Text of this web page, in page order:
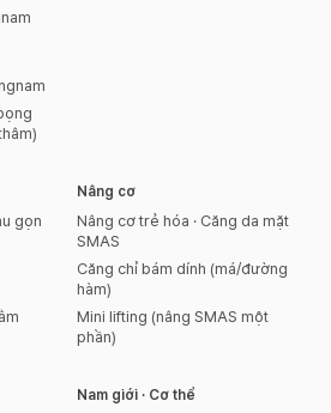
gọn
Nâng cơ
Nâng cơ trẻ hóa · Căng da mặt
SMAS
Căng chỉ bám dính (má/đường
hàm)
Mini lifting (nâng SMAS một
phần)
Nam giới · Cơ thể